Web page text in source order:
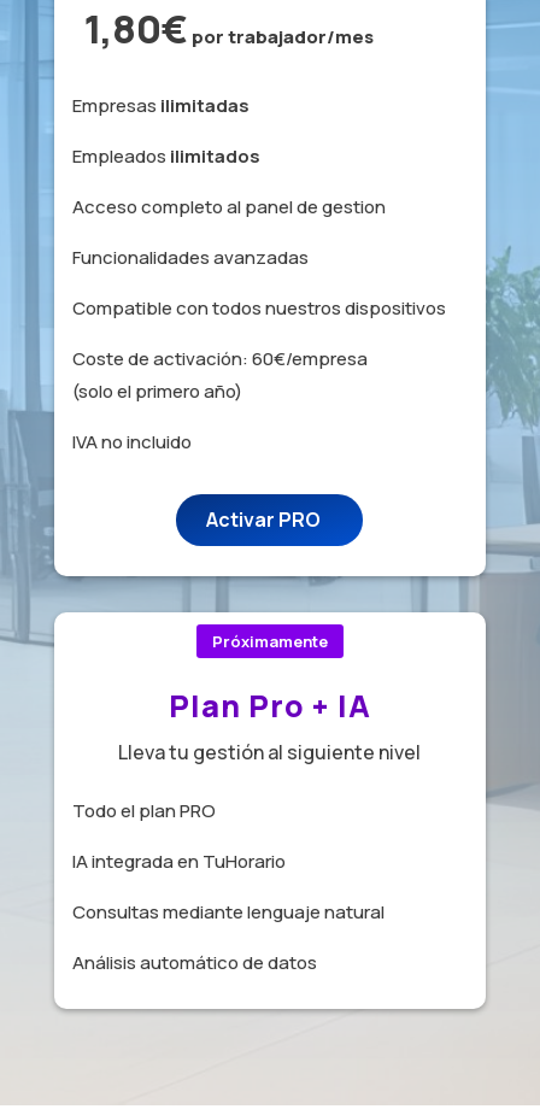
1,80€ por trabajador/mes
Empresas ilimitadas
Empleados ilimitados
Acceso completo al panel de gestion
Funcionalidades avanzadas
Compatible con todos nuestros dispositivos
Coste de activación: 60€/empresa
(solo el primero año)
IVA no incluido
Activar PRO
Próximamente
Plan Pro + IA
Lleva tu gestión al siguiente nivel
Todo el plan PRO
IA integrada en TuHorario
Consultas mediante lenguaje natural
Análisis automático de datos